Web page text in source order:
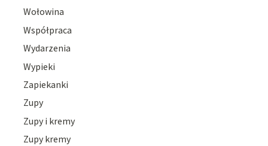
Wołowina
Współpraca
Wydarzenia
Wypieki
Zapiekanki
Zupy
Zupy i kremy
Zupy kremy